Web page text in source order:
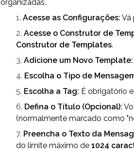
organizadas.
Acesse as Configurações: Vá
Acesse o Construtor de
Construtor de Templates.
Adicione um Novo Template:
Escolha o Tipo de
Escolha a Tag: É obrigatório
Defina o Título (Opcional):
(normalmente marcado como
Preencha o Texto da
do limite máximo de 1024